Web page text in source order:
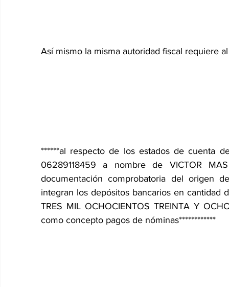
Así mismo la misma autoridad fiscal requiere
******al respecto de los estados de cuenta
06289118459 a nombre de VICTOR
documentación comprobatoria del origen
integran los depósitos bancarios en cantidad
TRES MIL OCHOCIENTOS TREINTA Y
como concepto pagos de nóminas************